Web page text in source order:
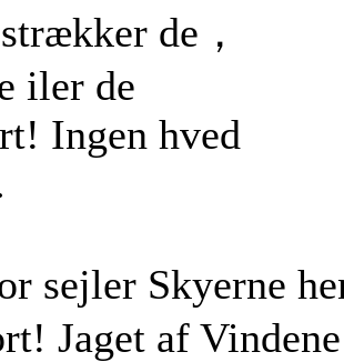
de，
iler de
Ingen hved
sejler Skyerne
Jaget af Vindene